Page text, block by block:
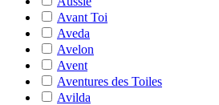
Avant Toi
Aveda
Avelon
Avent
Aventures des Toiles
Avilda